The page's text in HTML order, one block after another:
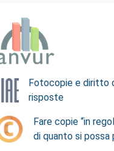
Fotocopie e diritto
risposte
Fare copie “in
di quanto si possa